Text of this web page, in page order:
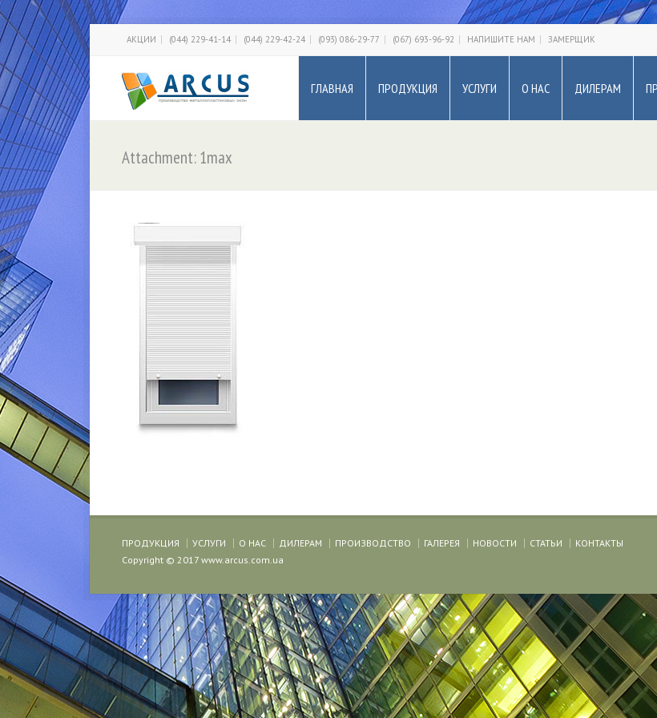
АКЦИИ (044) 229-41-14 (044) 229-42-24 (093) 086-29-77 (067) 693-96-92 НАПИШИТЕ НАМ ЗАМЕРЩИК
ГЛАВНАЯ ПРОДУКЦИЯ УСЛУГИ О НАС ДИЛЕРАМ
Attachment: 1max
ПРОДУКЦИЯ УСЛУГИ О НАС ДИЛЕРАМ ПРОИЗВОДСТВО ГАЛЕРЕЯ НОВОСТИ СТАТЬИ
КОНТАКТЫ
Copyright © 2017 www.arcus.com.ua